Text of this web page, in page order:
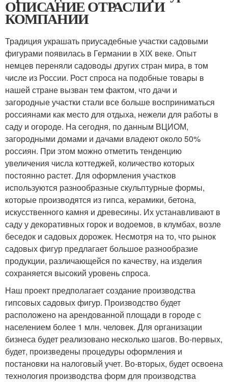
ОПИСАНИЕ ОТРАСЛИ И
КОМПАНИИ
Традиция украшать приусадебные участки садовыми
фигурами появилась в Германии в ХIХ веке. Опыт
немцев переняли садоводы других стран мира, в том
числе из России. Рост спроса на подобные товары в
нашей стране вызван тем фактом, что дачи и
загородные участки стали все больше восприниматься
россиянами как место для отдыха, нежели для работы в
саду и огороде. На сегодня, по данным ВЦИОМ,
загородными домами и дачами владеют около 50%
россиян. При этом можно отметить тенденцию
увеличения числа коттеджей, количество которых
постоянно растет. Для оформления участков
используются разнообразные скульптурные формы,
которые производятся из гипса, керамики, бетона,
искусственного камня и древесины. Их устанавливают в
саду у декоративных горок и водоемов, в клумбах, возле
беседок и садовых дорожек. Несмотря на то, что рынок
садовых фигур предлагает большое разнообразие
продукции, различающейся по качеству, на изделия
сохраняется высокий уровень спроса.
Наш проект предполагает создание производства
гипсовых садовых фигур. Производство будет
расположено на арендованной площади в городе с
населением более 1 млн. человек. Для организации
бизнеса будет реализовано несколько шагов. Во-первых,
будет, произведены процедуры оформления и
постановки на налоговый учет. Во-вторых, будет освоена
технология производства форм для производства